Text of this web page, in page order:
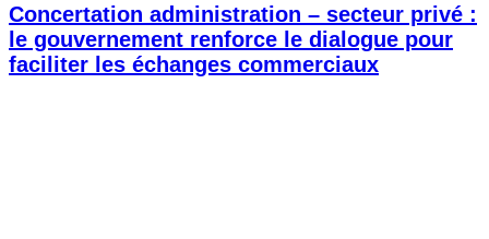
Concertation administration – secteur privé :
le gouvernement renforce le dialogue pour
faciliter les échanges commerciaux